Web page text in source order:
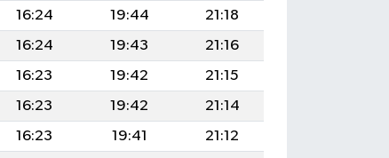
16:24 19:44
21:18
16:24 19:43
21:16
16:23 19:42
21:15
16:23 19:42
21:14
16:23 19:41
21:12